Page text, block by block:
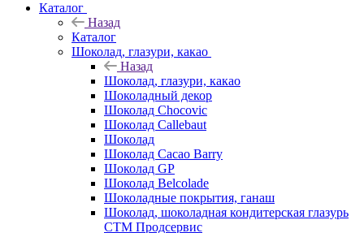
Каталог
Назад
Каталог
Шоколад, глазури, какао
Назад
Шоколад, глазури, какао
Шоколадный декор
Шоколад Chocovic
Шоколад Callebaut
Шоколад
Шоколад Cacao Barry
Шоколад GP
Шоколад Belcolade
Шоколадные покрытия, ганаш
Шоколад, шоколадная кондитерская глазурь
СТМ Продсервис